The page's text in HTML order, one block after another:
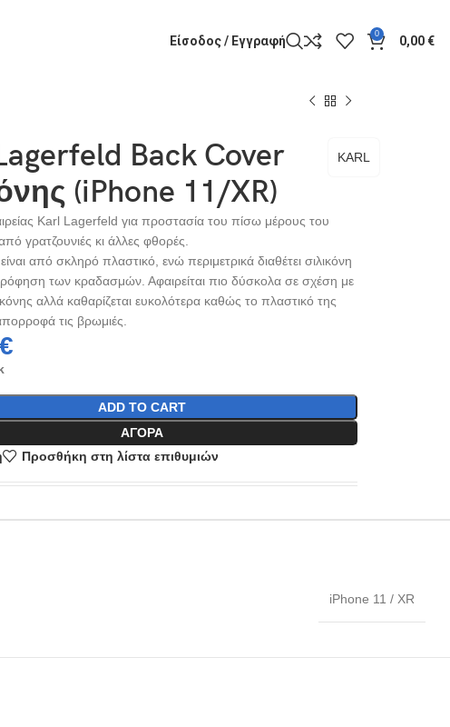
Είσοδος / Εγγραφή 0 0,00€
Back Cover
(iPhone 11/XR)
KARL
Karl Lagerfeld για προστασία του πίσω μέρους του
γρατζουνιές κι άλλες φθορές.
από σκληρό πλαστικό, ενώ περιμετρικά διαθέτει σιλικόνη
των κραδασμών. Αφαιρείται πιο δύσκολα σε σχέση με
αλλά καθαρίζεται ευκολότερα καθώς το πλαστικό της
τις βρωμιές.
€
ADD TO CART
ΑΓΟΡΆ
Προσθήκη στη λίστα επιθυμιών
iPhone 11 / XR